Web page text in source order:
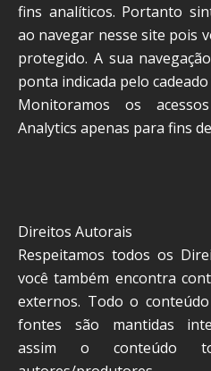
fins analíticos. Portanto
ao navegar nesse site pois
protegido. A sua
ponta indicada pelo
Monitoramos os
Analytics apenas para fins
Direitos Autorais
Respeitamos todos os
você também encontra
externos. Todo o
fontes são mantidas
assim o conteúdo